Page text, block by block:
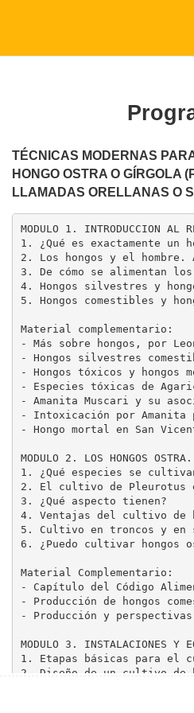
MODULO 1.
INTRODUCCIÓN
MODULO 2. LOS
GÍRGOLA
MODULO 3.
INSTALACIONES Y
MODULO 4. CULTIVO DE
HONGOS GÍRGOLA EN
SUSTRATO
INCUBACIÓN Y
PRODUCCIÓN
MODULO 6. CULTIVO DE
HONGOS GÍRGOLA EN
TRONCOS.
MODULO 7.
MODULO 8. RECETAS
TÉCNICAS MODERNAS
HONGO OSTRA O GÍRGOLA
LLAMADAS ORELLANAS O
MODULO 1. INTRODUCCION AL
1. ¿Qué es exactamente un
2. Los hongos y el
3. De cómo se alimentan los
4. Hongos silvestres y
5. Hongos comestibles y
Material complementario:
- Más sobre hongos, por
- Hongos silvestres
- Hongos tóxicos y hongos
- Especies tóxicas de
- Amanita Muscari y su
- Intoxicación por
- Hongo mortal en San
MODULO 2. LOS HONGOS OSTRA.
1. ¿Qué especies se
2. El cultivo de Pleurotus
3. ¿Qué aspecto tienen?
4. Ventajas del cultivo de
5. Cultivo en troncos y en
6. ¿Puedo cultivar hongos
Material Complementario:
- Capítulo del Código
- Producción de hongos
- Producción y
MODULO 3. INSTALACIONES Y
1. Etapas básicas para el
2. Diseño de un cultivo de
4. Diseño de las salas de